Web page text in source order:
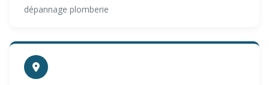
dépannage plomberie